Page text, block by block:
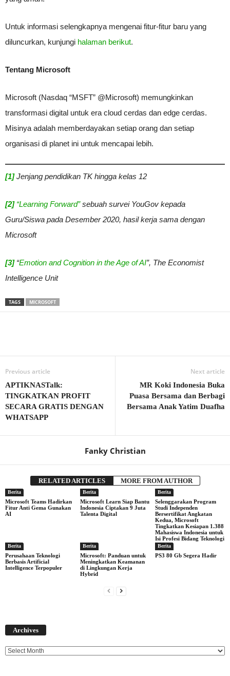
Untuk informasi selengkapnya mengenai fitur-fitur baru yang
diluncurkan, kunjungi halaman berikut.
Tentang Microsoft
Microsoft (Nasdaq “MSFT” @Microsoft) memungkinkan
transformasi digital untuk era cloud cerdas dan edge cerdas.
Misinya adalah memberdayakan setiap orang dan setiap
organisasi di planet ini untuk mencapai lebih.
[1]Jenjang pendidikan TK hingga kelas 12
[2] “Learning Forward”sebuah survei YouGov kepada
Guru/Siswa pada Desember 2020, hasil kerja sama dengan
Microsoft
[3]“Emotion and Cognition in the Age of AI”, The Economist
Intelligence Unit
TAGS MICROSOFT
Previous article
APTIKNASTalk:
TINGKATKAN PROFIT
SECARA GRATIS DENGAN
WHATSAPP
Next article
MR Koki Indonesia Buka
Puasa Bersama dan Berbagi
Bersama Anak Yatim Duafha
Fanky Christian
RELATED ARTICLES MORE FROM AUTHOR
Berita
Microsoft Teams Hadirkan
Fitur Anti Gema Gunakan
AI
Berita
Microsoft Learn Siap Bantu
Indonesia Ciptakan 9 Juta
Talenta Digital
Berita
Selenggarakan Program
Studi Independen
Bersertifikat Angkatan
Kedua, Microsoft
Tingkatkan Kesiapan 1.388
Mahasiswa Indonesia untuk
Isi Profesi Bidang Teknologi
Berita
Perusahaan Teknologi
Berbasis Artificial
Intelligence Terpopuler
Berita
Microsoft: Panduan untuk
Meningkatkan Keamanan
di Lingkungan Kerja
Hybrid
Berita
PS3 80 Gb Segera Hadir
Archives